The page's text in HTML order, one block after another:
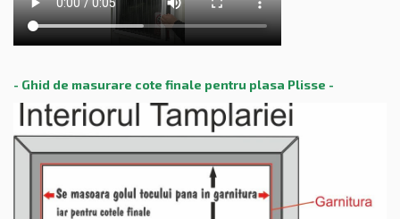
- Ghid de masurare cote finale pentru plasa Plisse -